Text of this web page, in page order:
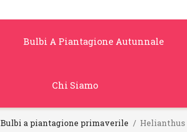
Bulbi A Piantagione Autunnale
Chi Siamo
Bulbi a piantagione primaverile Helianthus